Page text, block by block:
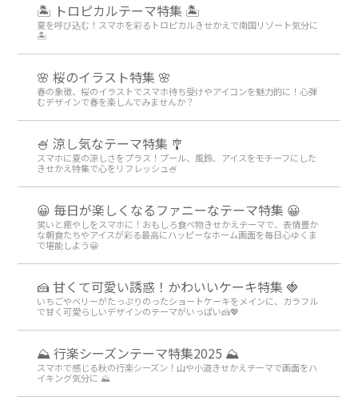
🏝️ トロピカルテーマ特集 🏝️
夏を呼び込む！スマホを彩るトロピカルきせかえで南国リゾート気分に
🏝️
🌸 桜のイラスト特集 🌸
春の象徴、桜のイラストでスマホ待ち受けやアイコンを魅力的に！心弾
むデザインで春を楽しんでみませんか？
🍧 涼し気なテーマ特集 🎐
スマホに夏の涼しさをプラス！プール、風鈴、アイスをモチーフにした
きせかえ特集で心をリフレッシュ🍧
😀 毎日が楽しくなるファニーなテーマ特集 😀
笑いと癒やしをスマホに！おもしろ食べ物きせかえテーマで、表情豊か
な朝食たちやアイスが彩る最高にハッピーなホーム画面を毎日心ゆくま
で堪能しよう😀
🍰 甘くて可愛い誘惑！かわいいケーキ特集 🍓
いちごやベリーがたっぷりのったショートケーキをメインに、カラフル
で甘く可愛らしいデザインのテーマがいっぱい🍰💖
⛰ 行楽シーズンテーマ特集2025 ⛰
スマホで感じる秋の行楽シーズン！山や小道きせかえテーマで画面をハ
イキング気分に ⛰